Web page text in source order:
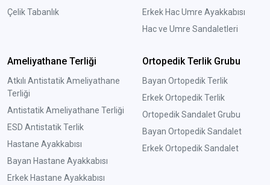
Çelik Tabanlık
Erkek Hac Umre Ayakkabısı
Hac ve Umre Sandaletleri
Ameliyathane Terliği
Atkılı Antistatik Ameliyathane
Terliği
Antistatik Ameliyathane Terliği
ESD Antistatik Terlik
Hastane Ayakkabısı
Bayan Hastane Ayakkabısı
Erkek Hastane Ayakkabısı
Ortopedik Terlik Grubu
Bayan Ortopedik Terlik
Erkek Ortopedik Terlik
Ortopedik Sandalet Grubu
Bayan Ortopedik Sandalet
Erkek Ortopedik Sandalet